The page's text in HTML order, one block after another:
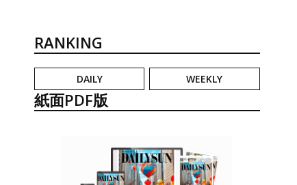
RANKING
DAILY WEEKLY
紙面PDF版